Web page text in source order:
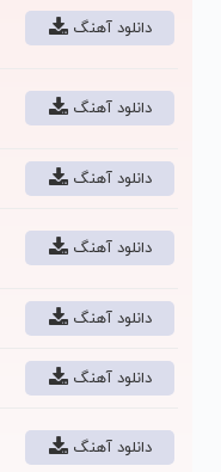
دانلود آهنگ
دانلود آهنگ
دانلود آهنگ
دانلود آهنگ
دانلود آهنگ
دانلود آهنگ
دانلود آهنگ